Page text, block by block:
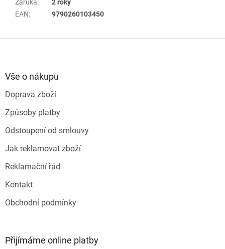
Záruka:
2 roky
EAN: 9790260103450
Vše o nákupu
Doprava zboží
Způsoby platby
Odstoupení od smlouvy
Jak reklamovat zboží
Reklamační řád
Kontakt
Obchodní podmínky
Přijímáme online platby